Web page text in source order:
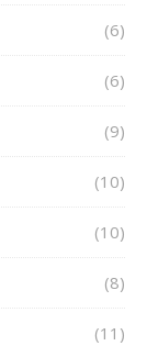
(6)
(6)
(9)
(10)
(10)
(8)
(11)